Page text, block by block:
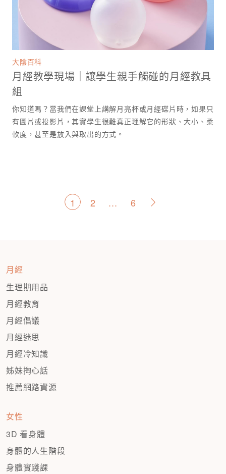
大陰百科
月經教學現場｜讓學生親手觸碰的月經教具
組
你知道嗎？當我們在課堂上講解月亮杯或月經碟片時，如果只
有圖片或投影片，其實學生很難真正理解它的形狀、大小、柔
軟度，甚至是放入與取出的方式。
文
1 2 ... 6 >
月經
生理期用品
月經教育
月經倡議
月經迷思
月經冷知識
姊妹掏心話
推薦網路資源
女性
3D 看身體
身體的人生階段
身體實踐課